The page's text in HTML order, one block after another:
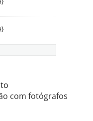
com fotógrafos